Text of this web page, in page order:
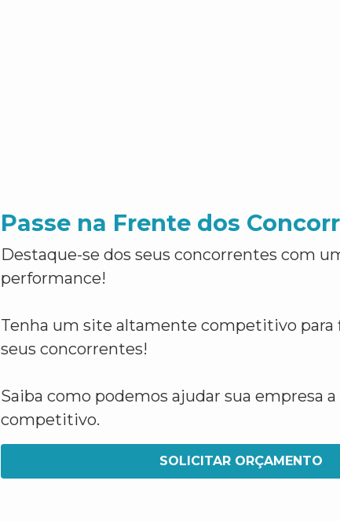
Passe na Frente dos
Destaque-se dos seus concorrentes com
performance!
Tenha um site altamente competitivo para
seus concorrentes!
Saiba como podemos ajudar sua empresa
competitivo.
SOLICITAR ORÇAMENTO